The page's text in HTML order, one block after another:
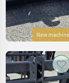
New machine